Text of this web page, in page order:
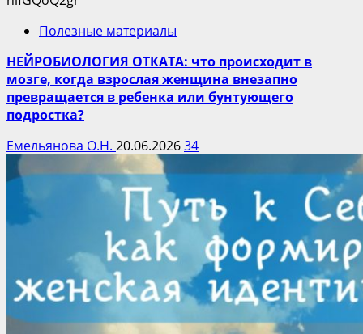
Полезные материалы
НЕЙРОБИОЛОГИЯ ОТКАТА: что происходит в
мозге, когда взрослая женщина внезапно
превращается в ребенка или бунтующего
подростка?
Емельянова О.Н. 20.06.202634